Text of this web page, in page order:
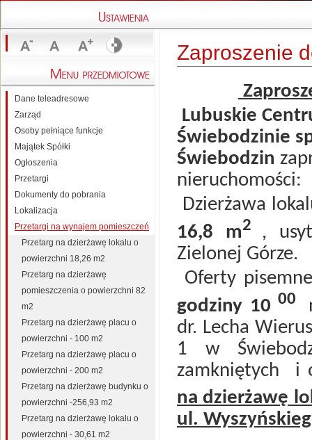
Zaproszenie
Lubuskie
Świebodzinie
Świebodzin
nieruchomości:
Dzierżawa
16,8 m2
,
Zielonej Górze.
Oferty
godziny 10 00
dr. Lecha
1 w
zamkniętych
i
na dzierżawę
ul.
Dane teleadresowe
Zarząd
Osoby pełniące funkcje
Majątek Spółki
Ogłoszenia
Przetargi
Dokumenty do pobrania
Lokalizacja
Przetargi na wynajem pomieszczeń
Przetarg na dzierżawę lokalu o
powierzchni 18,26 m2
Przetarg na dzierżawę
pomieszczenia o powierzchni 82
m2
Przetarg na dzierżawę placu o
powierzchni - 100 m2
Przetarg na dzierżawę placu o
powierzchni - 200 m2
Przetarg na dzierżawę budynku o
powierzchni -256,93 m2
Przetarg na dzierżawę lokalu o
powierzchni - 30,61 m2